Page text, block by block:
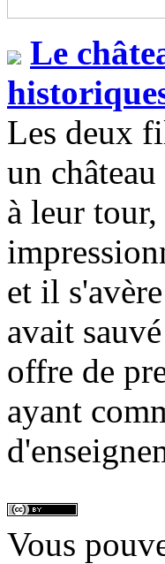
Le
Les deux
un
à leur
et il
avait
offre de
ayant
Vous